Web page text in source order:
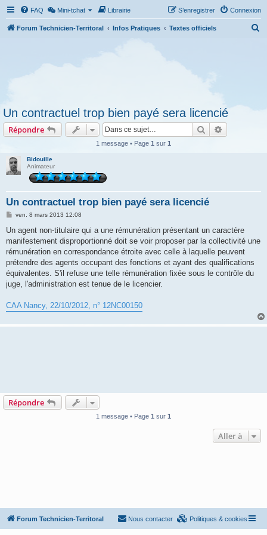
FAQ Mini-tchat Librairie Connexion
S’enregistrer
Forum Technicien-Territoral Infos Pratiques Textes officiels
Un contractuel trop bien payé sera licencié
Répondre Rechercher
1 message • Page 1 sur 1
Bidouille
Animateur
Un contractuel trop bien payé sera licencié
M
s
a
g
ven. 8 mars 2013 12:08
Un agent non-titulaire qui a une rémunération présentant un caractère
manifestement disproportionné doit se voir proposer par la collectivité une
rémunération en correspondance étroite avec celle à laquelle peuvent
prétendre des agents occupant des fonctions et ayant des qualifications
équivalentes. S'il refuse une telle rémunération fixée sous le contrôle du
juge, l'administration est tenue de le licencier.
CAA Nancy, 22/10/2012, n° 12NC00150
Répondre
1 message • Page 1 sur 1
Aller à
Forum Technicien-Territoral Politiques & cookies
Nous contacter